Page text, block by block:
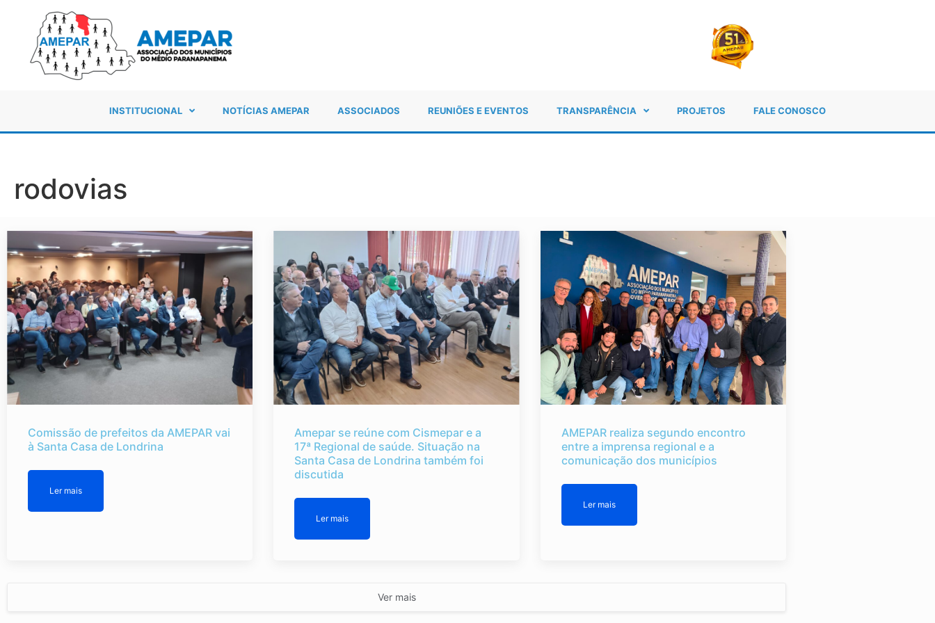
INSTITUCIONAL NOTÍCIAS AMEPAR ASSOCIADOS REUNIÕES E EVENTOS TRANSPARÊNCIA PROJETOS FALE CONOSCO
rodovias
Comissão de prefeitos da AMEPAR vai
à Santa Casa de Londrina
Ler mais
Amepar se reúne com Cismepar e a
17ª Regional de saúde. Situação na
Santa Casa de Londrina também foi
discutida
Ler mais
AMEPAR realiza segundo encontro
entre a imprensa regional e a
comunicação dos municípios
Ler mais
Ver mais